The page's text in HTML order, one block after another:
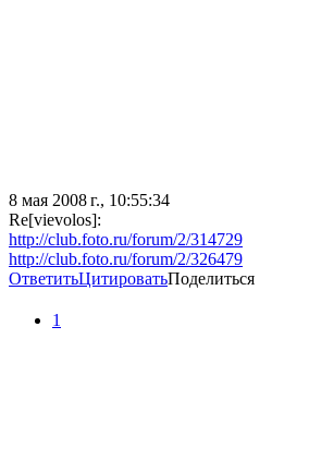
8 мая 2008 г., 10:55:34
Re[vievolos]:
http://club.foto.ru/forum/2/314729
http://club.foto.ru/forum/2/326479
ОтветитьЦитироватьПоделиться
1